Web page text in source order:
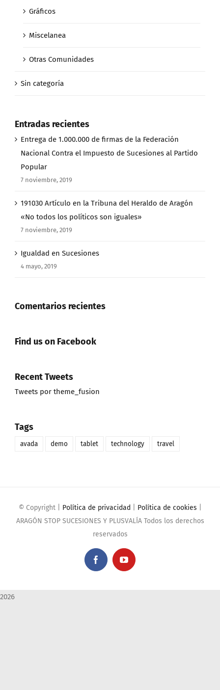
Gráficos
Miscelanea
Otras Comunidades
Sin categoría
Entradas recientes
Entrega de 1.000.000 de firmas de la Federación
Nacional Contra el Impuesto de Sucesiones al Partido
Popular
7 noviembre, 2019
191030 Artículo en la Tribuna del Heraldo de Aragón
«No todos los políticos son iguales»
7 noviembre, 2019
Igualdad en Sucesiones
4 mayo, 2019
Comentarios recientes
Find us on Facebook
Recent Tweets
Tweets por theme_fusion
Tags
avada demo tablet technology travel
© Copyright Política de privacidad Política de cookies
ARAGÓN STOP SUCESIONES Y PLUSVALÍA Todos los derechos
reservados
FacebookYouTube
2026